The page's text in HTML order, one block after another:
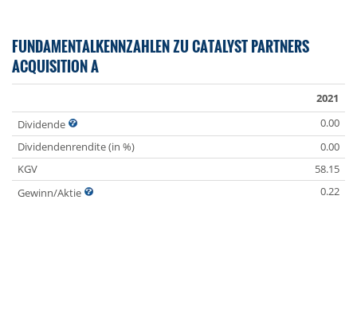
FUNDAMENTALKENNZAHLEN ZU CATALYST PARTNERS
ACQUISITION A
2021
Dividende
0.00
Dividendenrendite (in %)
0.00
KGV
58.15
Gewinn/Aktie
0.22